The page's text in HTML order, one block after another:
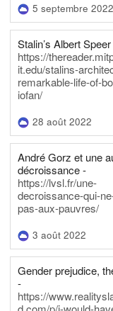
5 septembre 2022
Stalin’s Albert
https://
it.edu/stalins-
remarkable-life-of-
iofan/
28 août 2022
André Gorz et une
décroissance -
https://lvsl.fr/une-
decroissance-qui-
pas-aux-pauvres/
3 août 2022
Gender prejudice,
-
https://